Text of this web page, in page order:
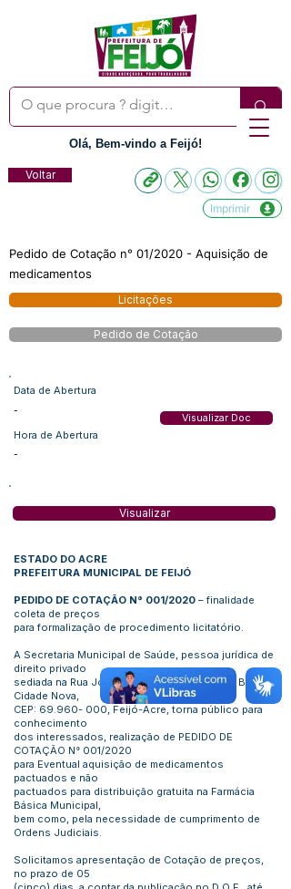
Olá, Bem-vindo a Feijó!
Voltar
Imprimir
Pedido de Cotação n° 01/2020 - Aquisição de
medicamentos
Licitações
Pedido de Cotação
Data de Abertura
-
Hora de Abertura
-
Visualizar Doc
Visualizar
ESTADO DO ACRE
PREFEITURA MUNICIPAL DE FEIJÓ
PEDIDO DE COTAÇÃO N° 001/2020 – finalidade
coleta de preços
para formalização de procedimento licitatório.
A Secretaria Municipal de Saúde, pessoa jurídica de
direito privado
sediada na Rua João Ambrósio Taveira, s/nº. Bairro
Cidade Nova,
CEP: 69.960- 000, Feijó-Acre, torna público para
conhecimento
dos interessados, realização de PEDIDO DE
COTAÇÃO N° 001/2020
para Eventual aquisição de medicamentos
pactuados e não
pactuados para distribuição gratuita na Farmácia
Básica Municipal,
bem como, pela necessidade de cumprimento de
Ordens Judiciais.
Solicitamos apresentação de Cotação de preços,
no prazo de 05